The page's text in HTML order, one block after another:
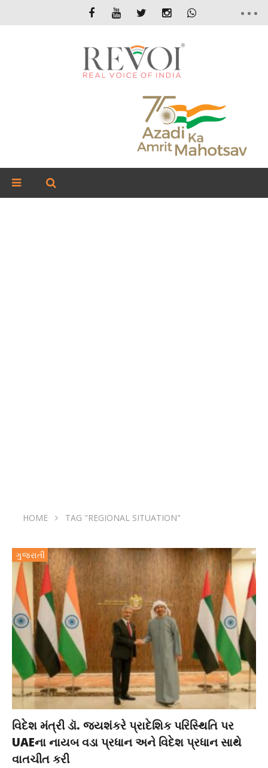
HOME TAG "REGIONAL SITUATION"
ગુજરાતી
વિદેશ મંત્રી ડૉ. જયશંકરે પ્રાદેશિક પરિસ્થિતિ પર
UAEના નાયબ વડા પ્રધાન અને વિદેશ પ્રધાન સાથે
વાતચીત કરી